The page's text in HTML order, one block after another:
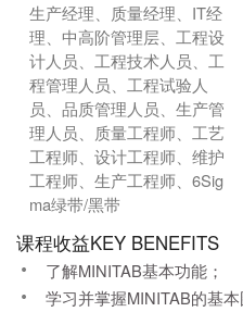
生产经理、质量经理、IT经
理、中高阶管理层、工程设
计人员、工程技术人员、工
程管理人员、工程试验人
员、品质管理人员、生产管
理人员、质量工程师、工艺
工程师、设计工程师、维护
工程师、生产工程师、6Sig
ma绿带/黑带
课程收益KEY BENEFITS
了解MINITAB基本功能；
学习并掌握MINITAB的基本